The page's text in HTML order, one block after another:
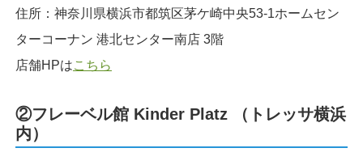
住所：神奈川県横浜市都筑区茅ケ崎中央53-1ホームセン
ターコーナン 港北センター南店 3階
店舗HPはこちら
②フレーベル館 Kinder Platz （トレッサ横浜
内）